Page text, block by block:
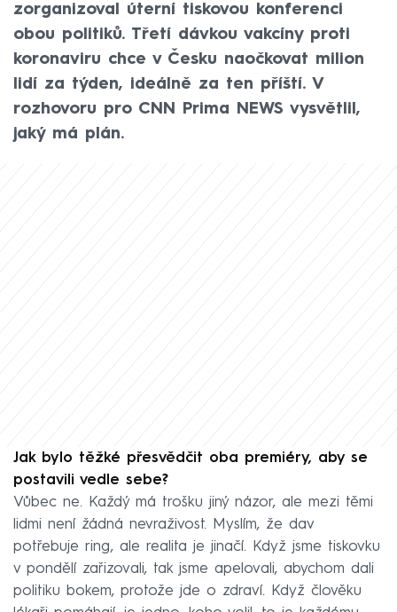
zorganizoval úterní tiskovou konferenci
obou politiků. Třetí dávkou vakcíny proti
koronaviru chce v Česku naočkovat milion
lidí za týden, ideálně za ten příští. V
rozhovoru pro CNN Prima NEWS vysvětlil,
jaký má plán.
Jak bylo těžké přesvědčit oba premiéry, aby se
postavili vedle sebe?
Vůbec ne. Každý má trošku jiný názor, ale mezi těmi
lidmi není žádná nevraživost. Myslím, že dav
potřebuje ring, ale realita je jinačí. Když jsme tiskovku
v pondělí zařizovali, tak jsme apelovali, abychom dali
politiku bokem, protože jde o zdraví. Když člověku